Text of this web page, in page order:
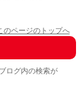
のページのトップへ
ログ内の検索が